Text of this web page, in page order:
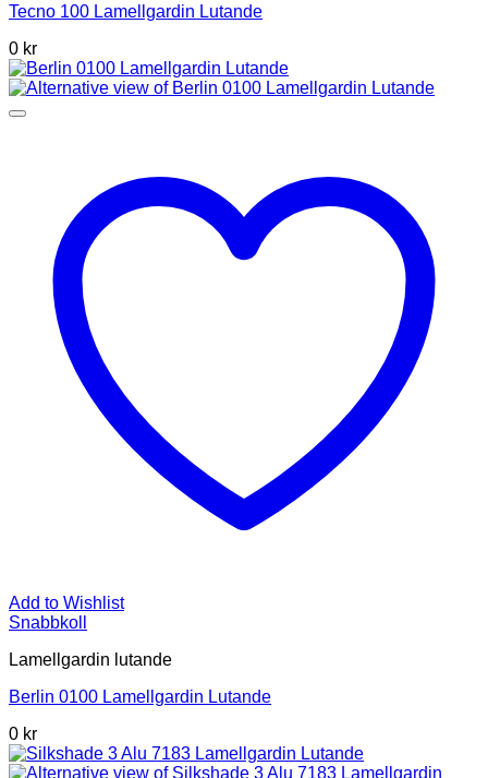
Tecno 100 Lamellgardin Lutande
0 kr
Add to Wishlist
Snabbkoll
Lamellgardin lutande
Berlin 0100 Lamellgardin Lutande
0 kr